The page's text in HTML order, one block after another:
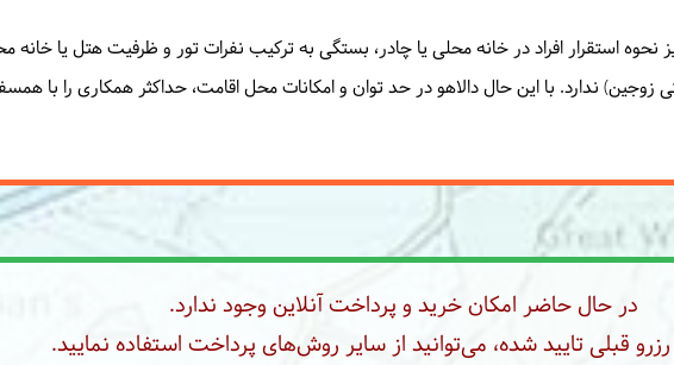
نحوه استقرار افراد در خانه محلی یا چادر، بستگی به ترکیب نفرات تور و ظرفیت هتل یا
زوجین) ندارد. با این حال دالاهو در حد توان و امکانات محل اقامت، حداکثر همکاری را با
در حال حاضر امکان خرید و پرداخت آنلاین وجود ندارد.
قبلی تایید شده، می‌توانید از سایر روش‌های پرداخت استفاده نمایید.